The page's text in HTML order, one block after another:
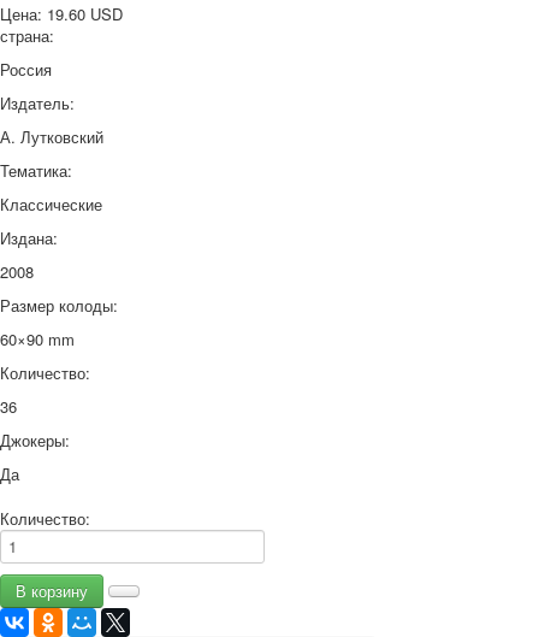
Цена: 19.60 USD
страна:
Россия
Издатель:
А. Лутковский
Тематика:
Классические
Издана:
2008
Размер колоды:
60×90 mm
Количество:
36
Джокеры:
Да
Количество: